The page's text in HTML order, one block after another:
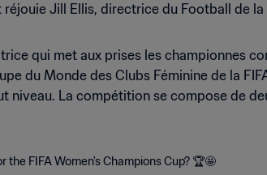
Jill Ellis, directrice du Football de la
qui met aux prises les championnes
du Monde des Clubs Féminine de la
La compétition se compose de
the FIFA Women's Champions Cup? 🏆🤩